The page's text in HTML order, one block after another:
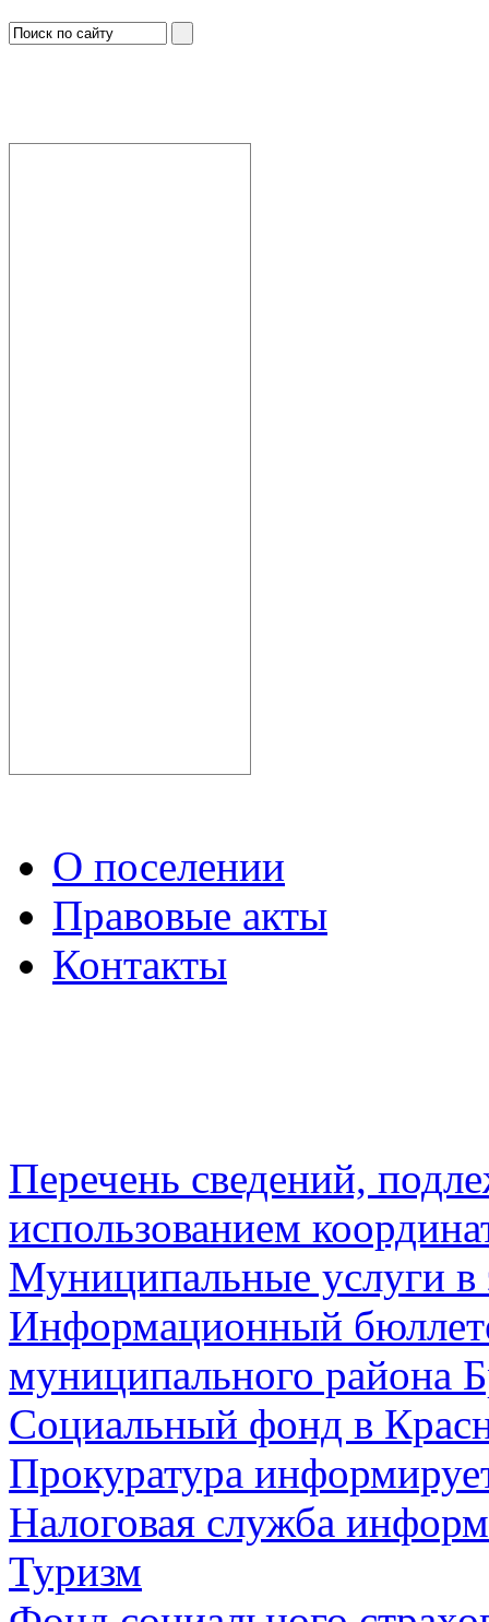
О поселении
Правовые акты
Контакты
Перечень сведений,
использованием
Муниципальные услуги в
Информационный
муниципального района
Социальный фонд в
Прокуратура
Налоговая служба
Туризм